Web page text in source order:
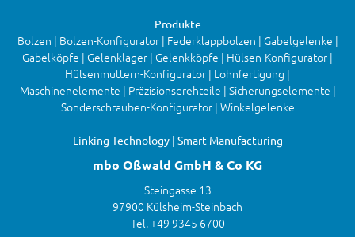
Produkte
Bolzen | Bolzen-Konfigurator | Federklappbolzen | Gabelgelenke |
Gabelköpfe | Gelenklager | Gelenkköpfe | Hülsen-Konfigurator |
Hülsenmuttern-Konfigurator | Lohnfertigung |
Maschinenelemente | Präzisionsdrehteile | Sicherungselemente |
Sonderschrauben-Konfigurator | Winkelgelenke
Linking Technology | Smart Manufacturing
mbo Oßwald GmbH & Co KG
Steingasse 13
97900 Külsheim-Steinbach
Tel. +49 9345 6700